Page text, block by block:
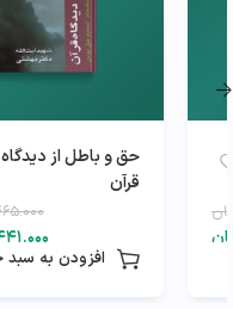
حق و باطل از دیدگاه
۴۶۵.۰۰۰ تومان
۴۴۱.۰۰۰تومان
افزودن به سبد خرید